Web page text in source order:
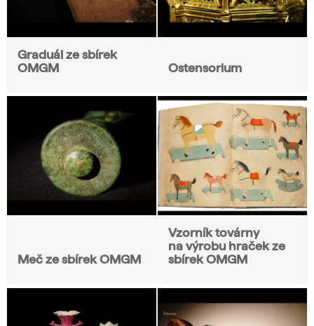
Graduál ze sbírek
OMGM
Ostensorium
Meč ze sbírek OMGM
Vzorník továrny
na výrobu hraček ze
sbírek OMGM